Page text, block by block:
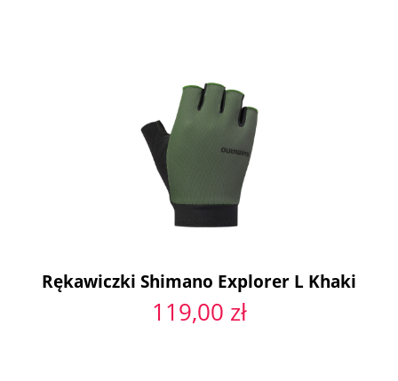
Rękawiczki Shimano Explorer L Khaki
119,00 zł